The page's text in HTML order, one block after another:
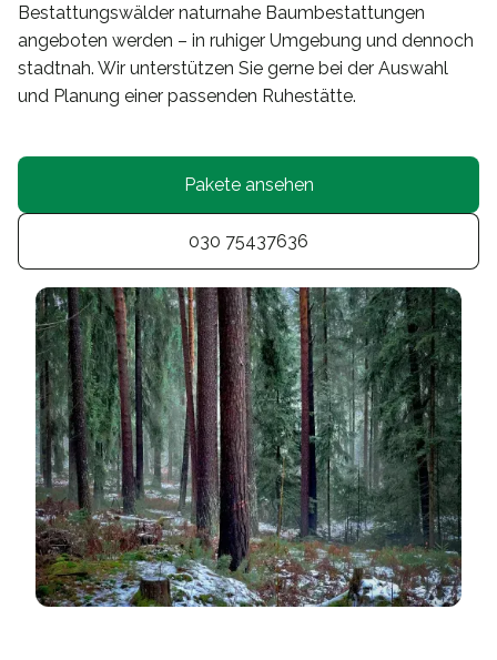
Bestattungswälder naturnahe Baumbestattungen
angeboten werden – in ruhiger Umgebung und dennoch
stadtnah. Wir unterstützen Sie gerne bei der Auswahl
und Planung einer passenden Ruhestätte.
Pakete ansehen
030 75437636